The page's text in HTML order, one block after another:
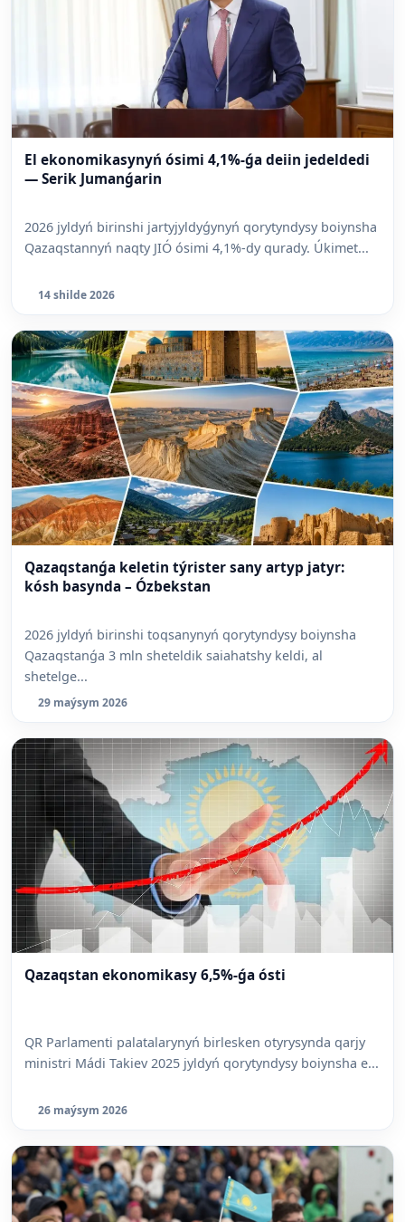
El ekonomikasynyń ósimi 4,1%-ǵa deiin jedeldedi
— Serik Jumanǵarin
2026 jyldyń birinshi jartyjyldyǵynyń qorytyndysy boiynsha
Qazaqstannyń naqty JIÓ ósimi 4,1%-dy qurady. Úkimet...
14 shilde 2026
Qazaqstanǵa keletin týrister sany artyp jatyr:
kósh basynda – Ózbekstan
2026 jyldyń birinshi toqsanynyń qorytyndysy boiynsha
Qazaqstanǵa 3 mln sheteldik saiahatshy keldi, al
shetelge...
29 maýsym 2026
Qazaqstan ekonomikasy 6,5%-ǵa ósti
QR Parlamenti palatalarynyń birlesken otyrysynda qarjy
ministri Mádi Takiev 2025 jyldyń qorytyndysy boiynsha e...
26 maýsym 2026